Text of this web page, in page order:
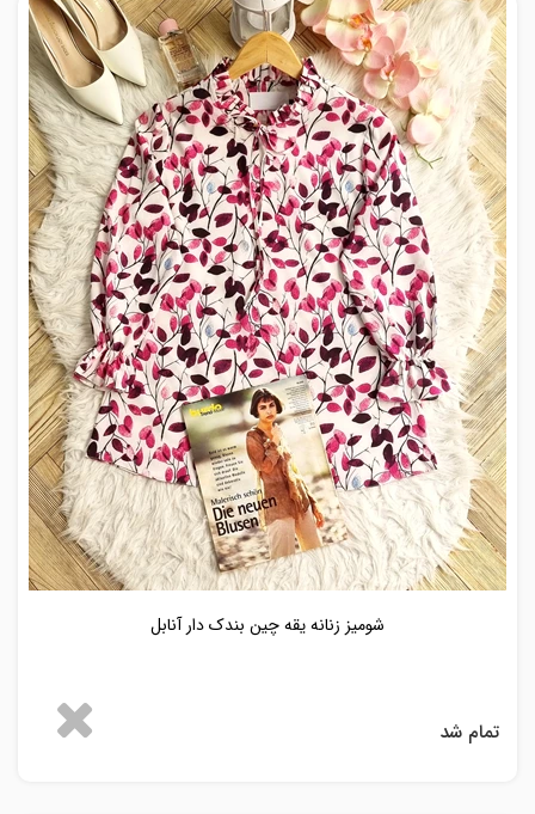
شومیز زنانه یقه چین بندک دار آنابل
تمام شد